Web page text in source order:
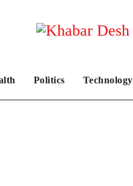
Politics Technology